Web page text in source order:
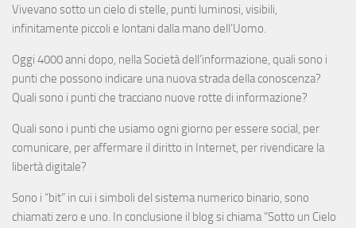
Vivevano sotto un cielo di stelle, punti luminosi, visibili,
infinitamente piccoli e lontani dalla mano dell’Uomo.
Oggi 4000 anni dopo, nella Società dell’informazione, quali sono i
punti che possono indicare una nuova strada della conoscenza?
Quali sono i punti che tracciano nuove rotte di informazione?
Quali sono i punti che usiamo ogni giorno per essere social, per
comunicare, per affermare il diritto in Internet, per rivendicare la
libertà digitale?
Sono i “bit” in cui i simboli del sistema numerico binario, sono
chiamati zero e uno. In conclusione il blog si chiama “Sotto un Cielo